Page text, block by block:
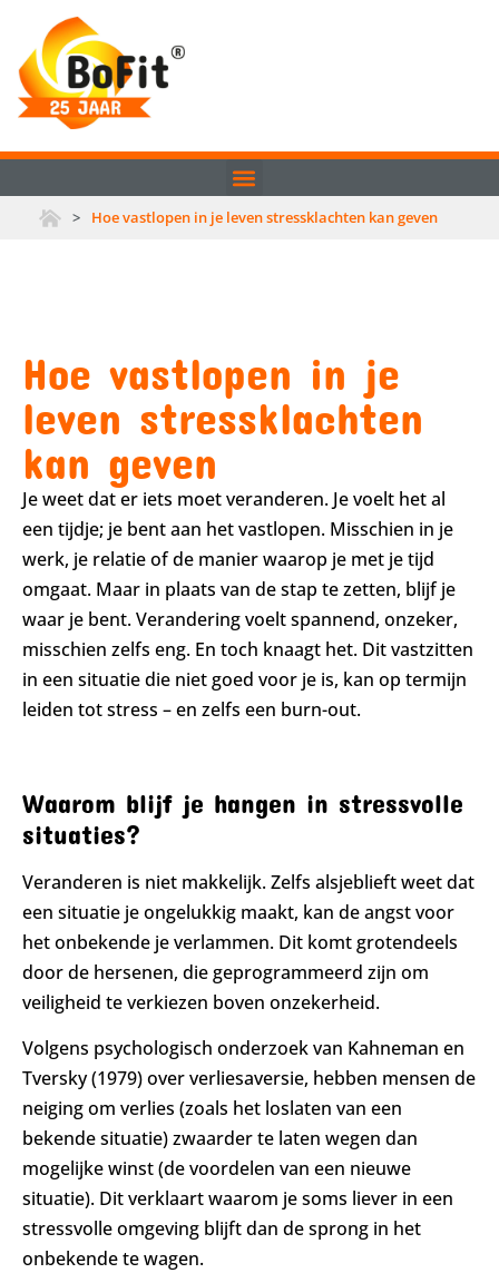
> Hoe vastlopen in je leven stressklachten kan geven
Hoe vastlopen in je
leven stressklachten
kan geven
Je weet dat er iets moet veranderen. Je voelt het al
een tijdje; je bent aan het vastlopen. Misschien in je
werk, je relatie of de manier waarop je met je tijd
omgaat. Maar in plaats van de stap te zetten, blijf je
waar je bent. Verandering voelt spannend, onzeker,
misschien zelfs eng. En toch knaagt het. Dit vastzitten
in een situatie die niet goed voor je is, kan op termijn
leiden tot stress – en zelfs een burn-out.
Waarom blijf je hangen in stressvolle
situaties?
Veranderen is niet makkelijk. Zelfs alsjeblieft weet dat
een situatie je ongelukkig maakt, kan de angst voor
het onbekende je verlammen. Dit komt grotendeels
door de hersenen, die geprogrammeerd zijn om
veiligheid te verkiezen boven onzekerheid.
Volgens psychologisch onderzoek van Kahneman en
Tversky (1979) over verliesaversie, hebben mensen de
neiging om verlies (zoals het loslaten van een
bekende situatie) zwaarder te laten wegen dan
mogelijke winst (de voordelen van een nieuwe
situatie). Dit verklaart waarom je soms liever in een
stressvolle omgeving blijft dan de sprong in het
onbekende te wagen.